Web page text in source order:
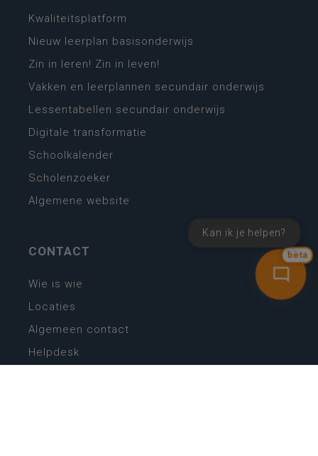
bèta
Kan ik je helpen?
Kwaliteitsplatform
Nieuw leerplan basisonderwijs
Zin in leren! Zin in leven!
Vakken en leerplannen secundair onderwijs
Lessentabellen secundair onderwijs
Digitale transformatie
Schoolkalender
Scholenzoeker
Algemene website
CONTACT
Wie is wie
Locaties
Algemeen contact
Helpdesk